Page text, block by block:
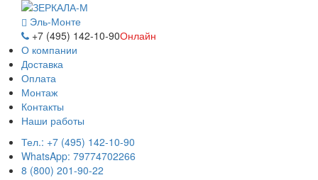
Эль-Монте
+7 (495) 142-10-90Онлайн
О компании
Доставка
Оплата
Монтаж
Контакты
Наши работы
Тел.: +7 (495) 142-10-90
WhatsApp: 79774702266
8 (800) 201-90-22